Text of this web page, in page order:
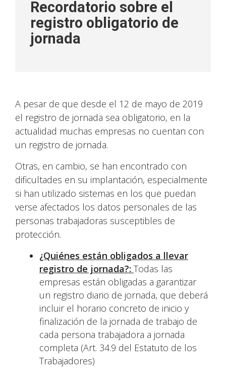
Recordatorio sobre el
registro obligatorio de
jornada
A pesar de que desde el 12 de mayo de 2019
el registro de jornada sea obligatorio, en la
actualidad muchas empresas no cuentan con
un registro de jornada.
Otras, en cambio, se han encontrado con
dificultades en su implantación, especialmente
si han utilizado sistemas en los que puedan
verse afectados los datos personales de las
personas trabajadoras susceptibles de
protección.
¿Quiénes están obligados a llevar
registro de jornada?: Todas las
empresas están obligadas a garantizar
un registro diario de jornada, que deberá
incluir el horario concreto de inicio y
finalización de la jornada de trabajo de
cada persona trabajadora a jornada
completa (Art. 34.9 del Estatuto de los
Trabajadores)